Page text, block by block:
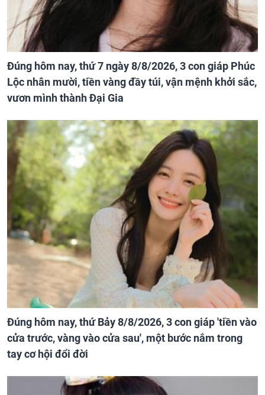
Đúng hôm nay, thứ 7 ngày 8/8/2026, 3 con giáp Phúc
Lộc nhân mười, tiền vàng đầy túi, vận mệnh khởi sắc,
vươn mình thành Đại Gia
Đúng hôm nay, thứ Bảy 8/8/2026, 3 con giáp 'tiền vào
cửa trước, vàng vào cửa sau', một bước nắm trong
tay cơ hội đổi đời